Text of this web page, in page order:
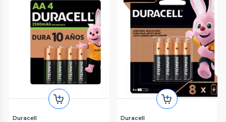
Duracell Duracell